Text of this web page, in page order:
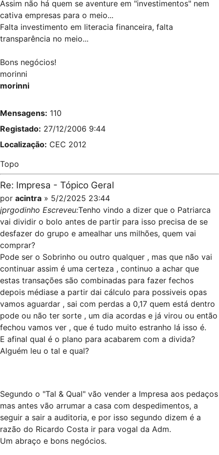
Assim não há quem se aventure em "investimentos" nem
cativa empresas para o meio...
Falta investimento em literacia financeira, falta
transparência no meio...
Bons negócios!
morinni
morinni
Mensagens: 110
Registado: 27/12/2006 9:44
Localização: CEC 2012
Topo
Re: Impresa - Tópico Geral
por acintra » 5/2/2025 23:44
jprgodinho Escreveu:Tenho vindo a dizer que o Patriarca
vai dividir o bolo antes de partir para isso precisa de se
desfazer do grupo e amealhar uns milhões, quem vai
comprar?
Pode ser o Sobrinho ou outro qualquer , mas que não vai
continuar assim é uma certeza , continuo a achar que
estas transações são combinadas para fazer fechos
depois médiase a partir dai cálculo para possiveis opas
vamos aguardar , sai com perdas a 0,17 quem está dentro
pode ou não ter sorte , um dia acordas e já virou ou então
fechou vamos ver , que é tudo muito estranho lá isso é.
E afinal qual é o plano para acabarem com a divida?
Alguém leu o tal e qual?
Segundo o "Tal & Qual" vão vender a Impresa aos pedaços
mas antes vão arrumar a casa com despedimentos, a
seguir a sair a auditoria, e por isso segundo dizem é a
razão do Ricardo Costa ir para vogal da Adm.
Um abraço e bons negócios.